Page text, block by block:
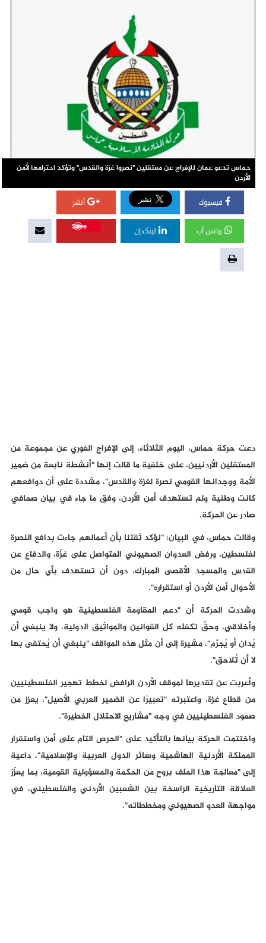
حماس تدعو عمان للإفراج عن معتقلين "نصروا غزة والقدس" وتؤكد احترامها لأمن
الأردن
فيسبوك أنشر
واتس آب لينكدإن
Save
دعت حركة حماس، اليوم الثلاثاء، إلى الإفراج الفوري عن مجموعة من
المعتقلين الأردنيين، على خلفية ما قالت إنها "أنشطة نابعة من ضمير
الأمة ووجدانها القومي نصرة لغزة والقدس"، مشددة على أن دوافعهم
كانت وطنية ولم تستهدف أمن الأردن، وفق ما جاء في بيان صحافي
صادر عن الحركة.
وقالت حماس، في البيان: "نؤكد ثقتنا بأن أعمالهم جاءت بدافع النصرة
لفلسطين، ورفض العدوان الصهيوني المتواصل على غزّة، والدفاع عن
القدس والمسجد الأقصى المبارك، دون أن تستهدف بأي حال من
الأحوال أمن الأردن أو استقراره".
وشددت الحركة أن "دعم المقاومة الفلسطينية هو واجب قومي
وأخلاقي، وحقّ تكفله كل القوانين والمواثيق الدولية، ولا ينبغي أن
يُدان أو يُجرَّم"، مشيرة إلى أن مثل هذه المواقف "ينبغي أن يُحتفى بها
لا أن تُلاحق".
وأعربت عن تقديرها لموقف الأردن الرافض لخطط تهجير الفلسطينيين
من قطاع غزة، واعتبرته "تعبيرًا عن الضمير العربي الأصيل"، يعزز من
صمود الفلسطينيين في وجه "مشاريع الاحتلال الخطيرة".
واختتمت الحركة بيانها بالتأكيد على "الحرص التام على أمن واستقرار
المملكة الأردنية الهاشمية وسائر الدول العربية والإسلامية"، داعية
إلى "معالجة هذا الملف بروح من الحكمة والمسؤولية القومية، بما يعزّز
العلاقة التاريخية الراسخة بين الشعبين الأردني والفلسطيني، في
مواجهة العدو الصهيوني ومخططاته".